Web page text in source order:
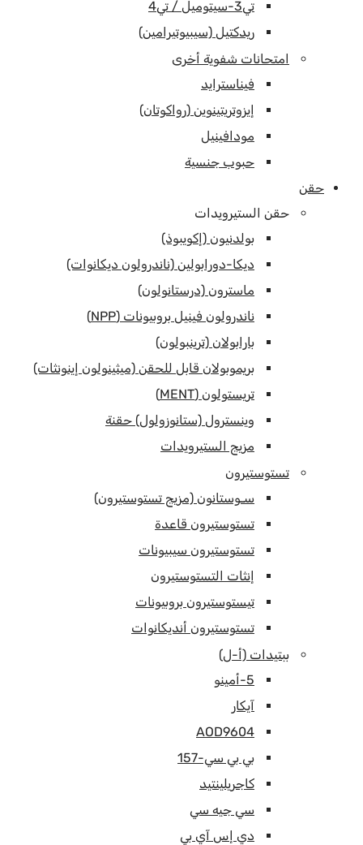
تي3-سيتوميل / تي4
ريدكتيل (سيبيوتيرامين)
امتحانات شفوية أخرى
فيناسترايد
إيزوتريتينوين (رواكوتان)
مودافينيل
حبوب جنسية
حقن
حقن الستيرويدات
بولدنيون (إكويبوذ)
ديكا-دورابولين (ناندرولون ديكانوات)
ماسترون (درستانولون)
ناندرولون فينيل بروبيونات (NPP)
بارابولان (ترينبولون)
بريموبولان قابل للحقن (ميثينولون إينونثات)
تريستولون (MENT)
وينسترول (ستانوزولول) حقنة
مزيج الستيرويدات
تستوستيرون
سـوستانون (مزيج تستوستيرون)
تستوستيرون قاعدة
تستوستيرون سيبيونات
إنثات التستوستيرون
تيستوستيرون بروبيونات
تستوستيرون أنديكانوات
ببتيدات (أ-ل)
5-أمينو
آيكار
AOD9604
بي بي سي-157
كاجريلينتيد
سي جيه سي
دي إس آي بي